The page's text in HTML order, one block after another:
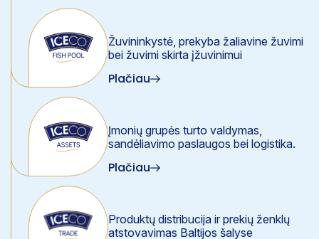
Žuvininkystė, prekyba žaliavine žuvimi
bei žuvimi skirta įžuvinimui
Plačiau
Įmonių grupės turto valdymas,
sandėliavimo paslaugos bei logistika.
Plačiau
Produktų distribucija ir prekių ženklų
atstovavimas Baltijos šalyse